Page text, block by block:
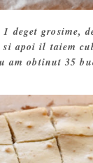
deget grosime,
si apoi il taiem
am obtinut 35